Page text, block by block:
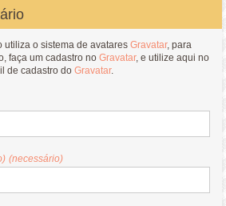
utiliza o sistema de avataresGravatar, para
faça um cadastro noGravatar, e utilize aqui no
de cadastro doGravatar.
(necessário)